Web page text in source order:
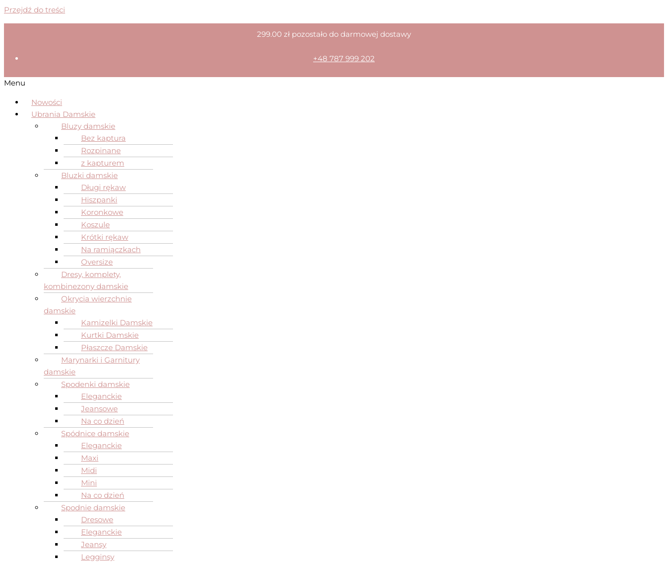
Przejdź do treści
299.00 zł pozostało do darmowej dostawy
+48 787 999 202
Menu
Nowości
Ubrania Damskie
Bluzy damskie
Bez kaptura
Rozpinane
z kapturem
Bluzki damskie
Długi rękaw
Hiszpanki
Koronkowe
Koszule
Krótki rękaw
Na ramiączkach
Oversize
Dresy, komplety,
kombinezony damskie
Okrycia wierzchnie
damskie
Kamizelki Damskie
Kurtki Damskie
Płaszcze Damskie
Marynarki i Garnitury
damskie
Spodenki damskie
Eleganckie
Jeansowe
Na co dzień
Spódnice damskie
Eleganckie
Maxi
Midi
Mini
Na co dzień
Spodnie damskie
Dresowe
Eleganckie
Jeansy
Legginsy